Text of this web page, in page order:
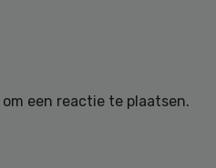
om een reactie te plaatsen.